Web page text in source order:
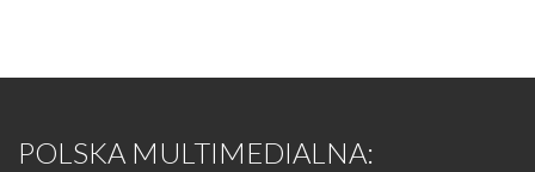
POLSKA MULTIMEDIALNA: